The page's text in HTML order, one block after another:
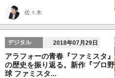
佐々木
デジタル 2018年07月29日
アラフォーの青春『ファミスタ』
の歴史を振り返る。新作『プロ野
球 ファミスタ...